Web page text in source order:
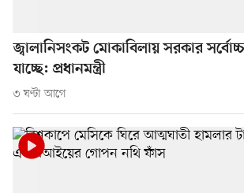
জ্বালানিসংকট মোকাবিলায় সরকার সর্বোচ্চ
যাচ্ছে: প্রধানমন্ত্রী
৩ ঘণ্টা আগে